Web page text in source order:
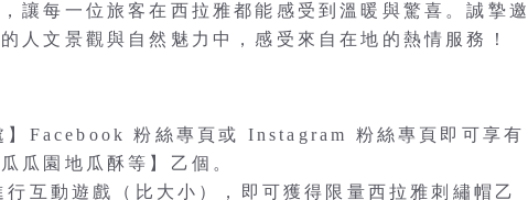
讓每一位旅客在西拉雅都能感受到溫暖與驚喜。誠摯邀
人文景觀與自然魅力中，感受來自在地的熱情服務！
Facebook 粉絲專頁或 Instagram 粉絲專頁即可享有
瓜園地瓜酥等】乙個。
互動遊戲（比大小），即可獲得限量西拉雅刺繡帽乙